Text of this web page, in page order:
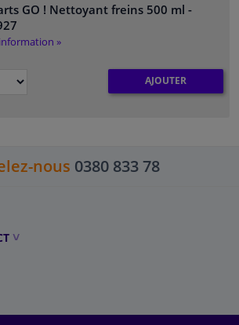
GO ! Nettoyant freins 500 ml -
»
AJOUTER
nous 0380 833 78